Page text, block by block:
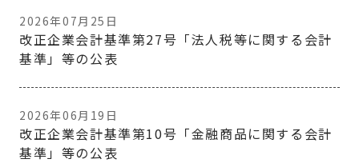
2026年07月25日
改正企業会計基準第27号「法人税等に関する会計
基準」等の公表
2026年06月19日
改正企業会計基準第10号「金融商品に関する会計
基準」等の公表